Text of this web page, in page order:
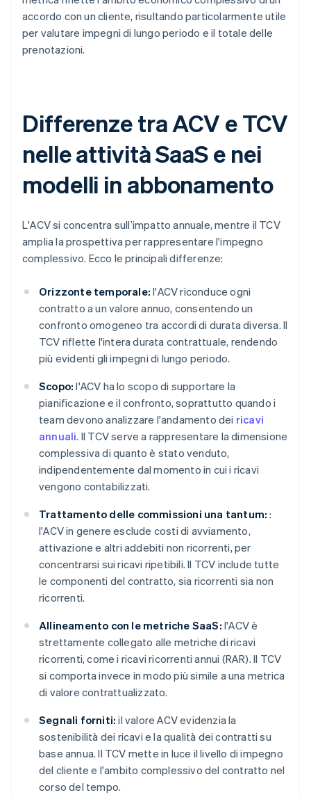
accordo con un cliente, risultando particolarmente utile
per valutare impegni di lungo periodo e il totale delle
prenotazioni.
Differenze tra ACV e TCV
nelle attività SaaS e nei
modelli in abbonamento
L'ACV si concentra sull’impatto annuale, mentre il TCV
amplia la prospettiva per rappresentare l'impegno
complessivo. Ecco le principali differenze:
Orizzonte temporale: l'ACV riconduce ogni
contratto a un valore annuo, consentendo un
confronto omogeneo tra accordi di durata diversa. Il
TCV riflette l'intera durata contrattuale, rendendo
più evidenti gli impegni di lungo periodo.
Scopo: l'ACV ha lo scopo di supportare la
pianificazione e il confronto, soprattutto quando i
team devono analizzare l'andamento dei ricavi
annuali. Il TCV serve a rappresentare la dimensione
complessiva di quanto è stato venduto,
indipendentemente dal momento in cui i ricavi
vengono contabilizzati.
Trattamento delle commissioni una tantum: :
l'ACV in genere esclude costi di avviamento,
attivazione e altri addebiti non ricorrenti, per
concentrarsi sui ricavi ripetibili. Il TCV include tutte
le componenti del contratto, sia ricorrenti sia non
ricorrenti.
Allineamento con le metriche SaaS: l'ACV è
strettamente collegato alle metriche di ricavi
ricorrenti, come i ricavi ricorrenti annui (RAR). Il TCV
si comporta invece in modo più simile a una metrica
di valore contrattualizzato.
Segnali forniti: il valore ACV evidenzia la
sostenibilità dei ricavi e la qualità dei contratti su
base annua. Il TCV mette in luce il livello di impegno
del cliente e l'ambito complessivo del contratto nel
corso del tempo.